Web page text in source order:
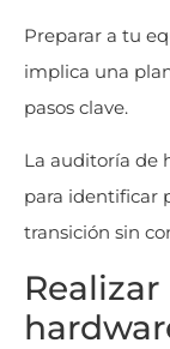
Preparar a tu
implica una
pasos clave.
La auditoría de
para identificar
transición sin